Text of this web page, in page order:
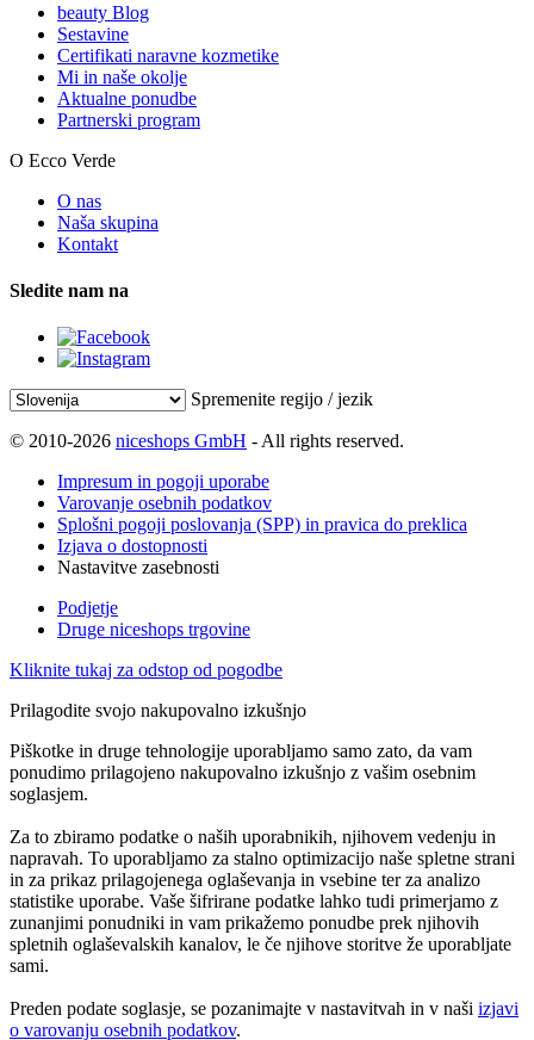
beauty Blog
Sestavine
Certifikati naravne kozmetike
Mi in naše okolje
Aktualne ponudbe
Partnerski program
O Ecco Verde
O nas
Naša skupina
Kontakt
Sledite nam na
Spremenite regijo / jezik
© 2010-2026 niceshops GmbH - All rights reserved.
Impresum in pogoji uporabe
Varovanje osebnih podatkov
Splošni pogoji poslovanja (SPP) in pravica do preklica
Izjava o dostopnosti
Nastavitve zasebnosti
Podjetje
Druge niceshops trgovine
Kliknite tukaj za odstop od pogodbe
Prilagodite svojo nakupovalno izkušnjo
Piškotke in druge tehnologije uporabljamo samo zato, da vam
ponudimo prilagojeno nakupovalno izkušnjo z vašim osebnim
soglasjem.
Za to zbiramo podatke o naših uporabnikih, njihovem vedenju in
napravah. To uporabljamo za stalno optimizacijo naše spletne strani
in za prikaz prilagojenega oglaševanja in vsebine ter za analizo
statistike uporabe. Vaše šifrirane podatke lahko tudi primerjamo z
zunanjimi ponudniki in vam prikažemo ponudbe prek njihovih
spletnih oglaševalskih kanalov, le če njihove storitve že uporabljate
sami.
Preden podate soglasje, se pozanimajte v nastavitvah in v naši izjavi
o varovanju osebnih podatkov.